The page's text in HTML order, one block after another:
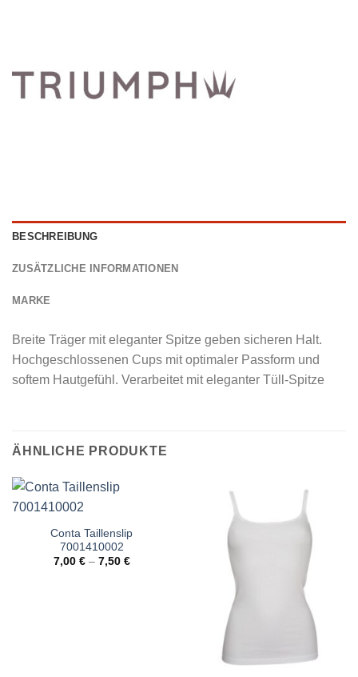
BESCHREIBUNG
ZUSÄTZLICHE INFORMATIONEN
MARKE
Breite Träger mit eleganter Spitze geben sicheren Halt.
Hochgeschlossenen Cups mit optimaler Passform und
softem Hautgefühl. Verarbeitet mit eleganter Tüll-Spitze
ÄHNLICHE PRODUKTE
Conta Taillenslip
7001410002
7,00 €– 7,50 €